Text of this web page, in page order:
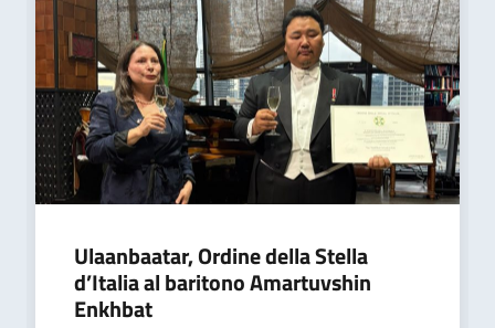
Ulaanbaatar, Ordine della Stella
d’Italia al baritono Amartuvshin
Enkhbat